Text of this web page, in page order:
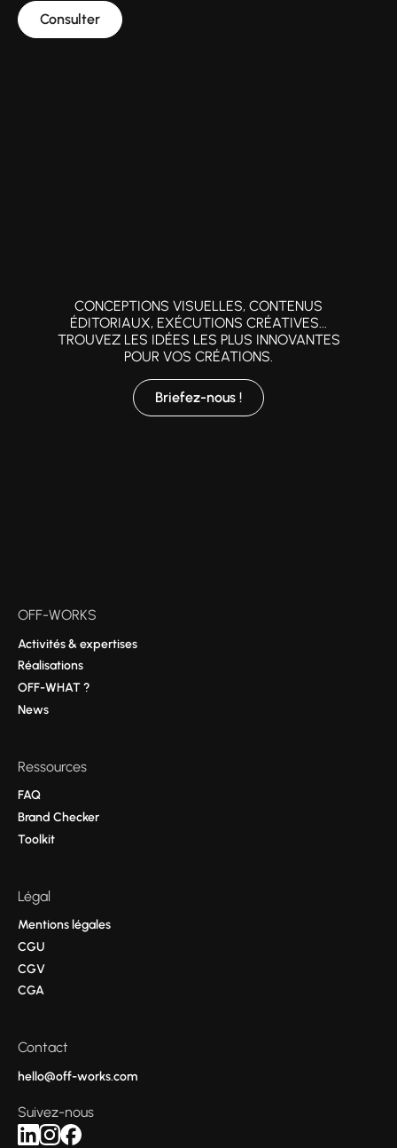
Consulter
CONCEPTIONS VISUELLES, CONTENUS
ÉDITORIAUX, EXÉCUTIONS CRÉATIVES...
TROUVEZ LES IDÉES LES PLUS INNOVANTES
POUR VOS CRÉATIONS.
Briefez-nous !
OFF-WORKS
Activités & expertises
Réalisations
OFF-WHAT ?
News
Ressources
FAQ
Brand Checker
Toolkit
Légal
Mentions légales
CGU
CGV
CGA
Contact
hello@off-works.com
Suivez-nous